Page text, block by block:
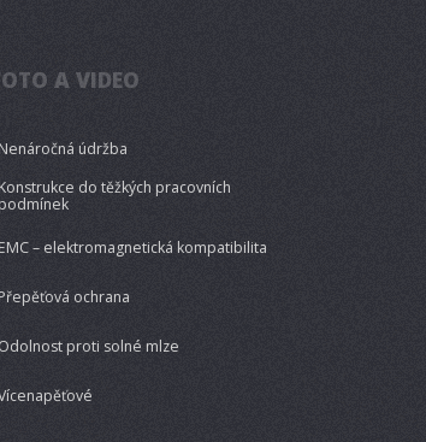
A VIDEO
Nenáročná údržba
do těžkých pracovních
– elektromagnetická kompatibilita
ochrana
Odolnost proti solné mlze